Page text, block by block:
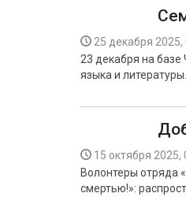
25 декабря 2025,
23 декабря на
языка и литературы.
15 октября 2025,
Волонтеры отряда
смертью!»: